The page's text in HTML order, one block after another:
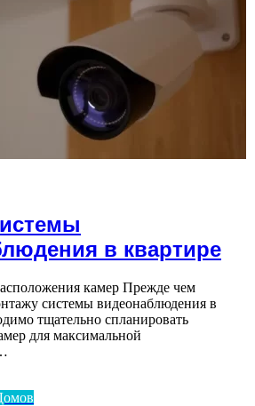
в квартире
камер Прежде чем
системы видеонаблюдения в
тщательно спланировать
для максимальной